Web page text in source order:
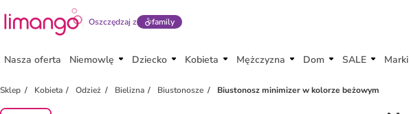
Oszczędzaj z family
Nasza oferta Niemowlę Dziecko Kobieta Mężczyzna Dom SALE Marki
Sklep Kobieta Odzież Bielizna Biustonosze Biustonosz minimizer w kolorze beżowym